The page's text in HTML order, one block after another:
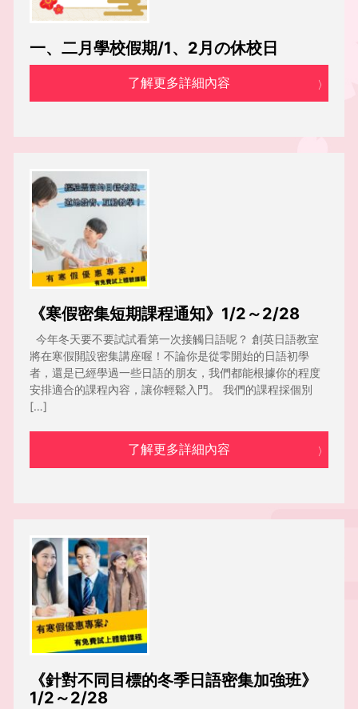
一、二月學校假期/1、2月の休校日
了解更多詳細內容
《寒假密集短期課程通知》1/2～2/28
今年冬天要不要試試看第一次接觸日語呢？ 創英日語教室
將在寒假開設密集講座喔！不論你是從零開始的日語初學
者，還是已經學過一些日語的朋友，我們都能根據你的程度
安排適合的課程內容，讓你輕鬆入門。 我們的課程採個別
[…]
了解更多詳細內容
《針對不同目標的冬季日語密集加強班》
1/2～2/28